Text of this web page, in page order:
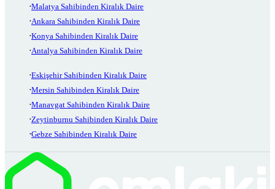
Malatya Sahibinden Kiralık Daire
Ankara Sahibinden Kiralık Daire
Konya Sahibinden Kiralık Daire
Antalya Sahibinden Kiralık Daire
Eskişehir Sahibinden Kiralık Daire
Mersin Sahibinden Kiralık Daire
Manavgat Sahibinden Kiralık Daire
Zeytinburnu Sahibinden Kiralık Daire
Gebze Sahibinden Kiralık Daire